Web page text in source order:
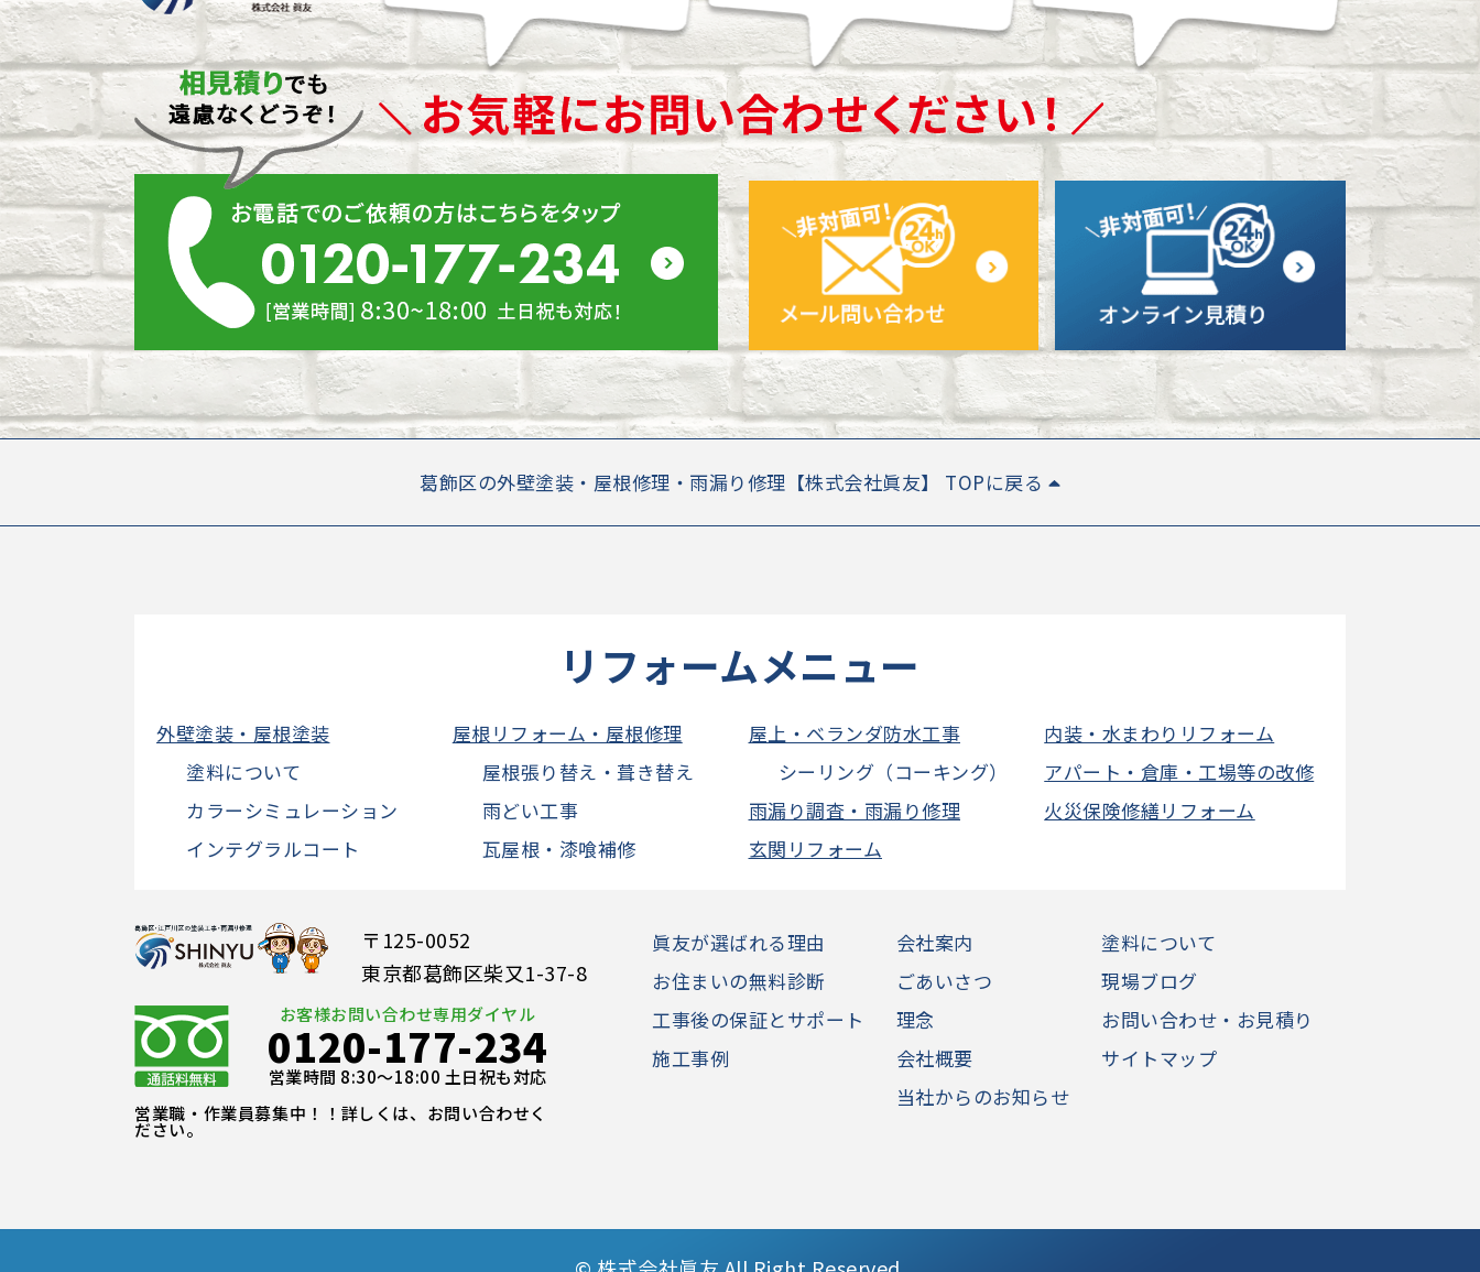
葛飾区の外壁塗装・屋根修理・雨漏り修理【株式会社眞友】 TOPに戻る
リフォームメニュー
外壁塗装・屋根塗装
塗料について
カラーシミュレーション
インテグラルコート
屋根リフォーム・屋根修理
屋根張り替え・葺き替え
雨どい工事
瓦屋根・漆喰補修
屋上・ベランダ防水工事
シーリング（コーキング）
雨漏り調査・雨漏り修理
玄関リフォーム
内装・水まわりリフォーム
アパート・倉庫・工場等の改修
火災保険修繕リフォーム
〒125-0052
東京都葛飾区柴又1-37-8
お客様お問い合わせ専用ダイヤル
0120-177-234
営業時間 8:30～18:00 土日祝も対応
営業職・作業員募集中！！詳しくは、お問い合わせく
ださい。
眞友が選ばれる理由
お住まいの無料診断
工事後の保証とサポート
施工事例
会社案内
ごあいさつ
理念
会社概要
当社からのお知らせ
塗料について
現場ブログ
お問い合わせ・お見積り
サイトマップ